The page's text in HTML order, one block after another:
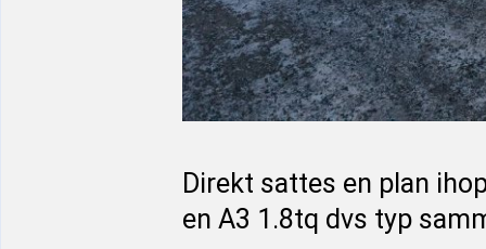
Direkt sattes en plan
en A3 1.8tq dvs typ